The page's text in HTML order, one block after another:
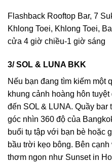
Flashback Rooftop Bar, 7
Khlong Toei, Khlong Toei,
cửa 4 giờ chiều-1 giờ sáng
3/ SOL & LUNA BKK
Nếu bạn đang tìm kiếm một
khung cảnh hoàng hôn
đến SOL & LUNA. Quầy
góc nhìn 360 độ của
buổi tụ tập với bạn bè hoặc
bầu trời kẹo bông. Bên
thơm ngon như Sunset in